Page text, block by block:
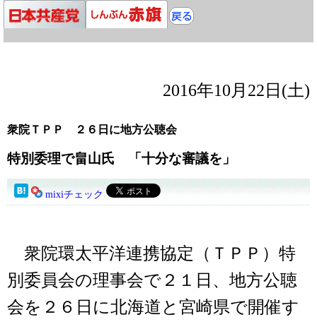
2016年10月22日(土)
衆院ＴＰＰ ２６日に地方公聴会
特別委理で畠山氏 「十分な審議を」
mixiチェック
衆院環太平洋連携協定（ＴＰＰ）特
別委員会の理事会で２１日、地方公聴
会を２６日に北海道と宮崎県で開催す